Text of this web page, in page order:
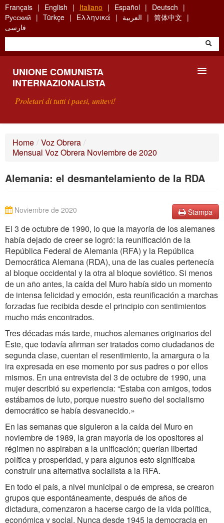
Skip
to
main
content
Français English Italiano Español
Deutsch
Русский
Türkçe Ελληνικά العربية
简体中文
فارسی
UNIONE COMUNISTA
INTERNAZIONALISTA
Proletari di tutti i paesi, unitevi!
COS'È L'UCI ?
RICERCA
Home / Voz Obrera /
Mensual Voz Obrera Noviembre de 2020
Alemania: el desmantelamiento de la RDA
Stampa
Noviembre de 2020
El 3 de octubre de 1990, lo que la mayoría de los alemanes
había dejado de creer se logró: la reunificación de la
República Federal de Alemania (RFA) y la República
Democrática Alemana (RDA), una de las cuales pertenecía
al bloque occidental y la otra al bloque soviético. Si menos
de un año antes, la caída del Muro había sido un momento
de intensa felicidad y emoción, esta reunificación a marchas
forzadas fue recibida desde el principio con sentimientos
mucho más encontrados.
Tres décadas más tarde, muchos alemanes originarios del
Este, que todavía afirman ser tratados como ciudadanos de
segunda clase, cuentan el resentimiento, la amargura o la
ira expresada en ese momento por sus padres o por ellos
mismos. En una entrevista del 3 de octubre de 1990, una
mujer describió su experiencia: “Estaba con amigos, todos
estábamos de luto, porque nuestro sueño del socialismo
democrático se había desvanecido.»
En las semanas que siguieron a la caída del Muro en
noviembre de 1989, la gran mayoría de los opositores al
régimen no aspiraban a la unificación; querían libertad
política y prosperidad, y para algunos esto significaba
construir una alternativa socialista a la RFA.
En todo el país, a nivel municipal o de empresa, se crearon
grupos que espontáneamente, después de años de
dictadura, comenzaron a hacerse cargo de la vida política,
económica y social. Nunca desde 1945 la democracia en